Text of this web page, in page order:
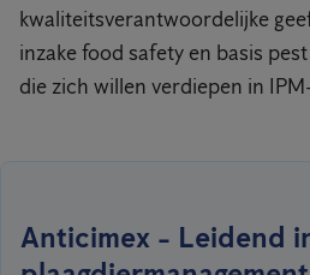
kwaliteitsverantwoordelijke
inzake food safety en basis
die zich willen verdiepen in
Anticimex - Leidend